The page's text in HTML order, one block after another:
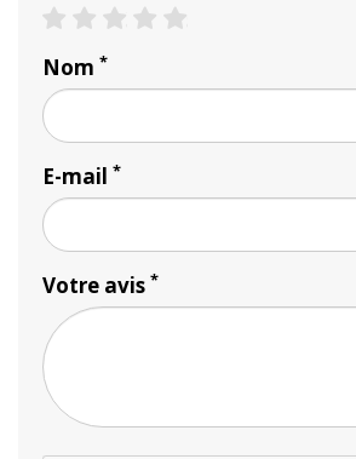
4 stars
3 stars
2 stars
1 star
Nom *
E-mail *
Votre avis *